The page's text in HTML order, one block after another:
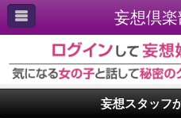
妄想倶
妄想スタッフ